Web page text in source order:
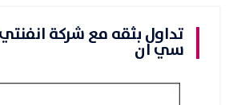
تداول بثقه مع شركة
سي ان